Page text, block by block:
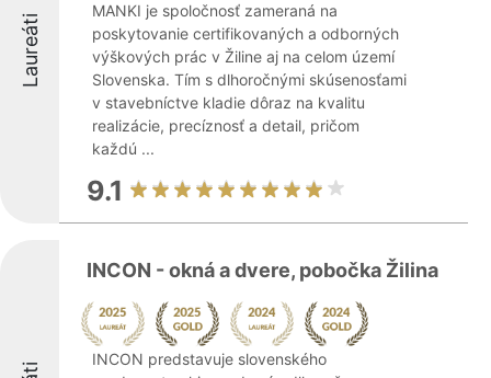
Laureáti
MANKI je spoločnosť zameraná na
poskytovanie certifikovaných a odborných
výškových prác v Žiline aj na celom území
Slovenska. Tím s dlhoročnými skúsenosťami
v stavebníctve kladie dôraz na kvalitu
realizácie, precíznosť a detail, pričom
každú ...
9.1
INCON - okná a dvere, pobočka Žilina
INCON predstavuje slovenského